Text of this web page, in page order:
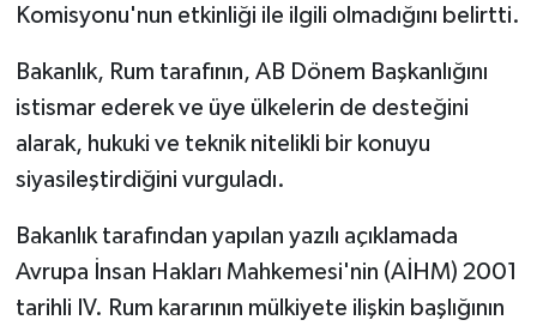
Komisyonu'nun etkinliği ile ilgili olmadığını belirtti.
Bakanlık, Rum tarafının, AB Dönem Başkanlığını
istismar ederek ve üye ülkelerin de desteğini
alarak, hukuki ve teknik nitelikli bir konuyu
siyasileştirdiğini vurguladı.
Bakanlık tarafından yapılan yazılı açıklamada
Avrupa İnsan Hakları Mahkemesi'nin (AİHM) 2001
tarihli IV. Rum kararının mülkiyete ilişkin başlığının
KÜLTÜR SANAT
LAPTA
LEFKOŞA
Nöbetçi Eczaneler